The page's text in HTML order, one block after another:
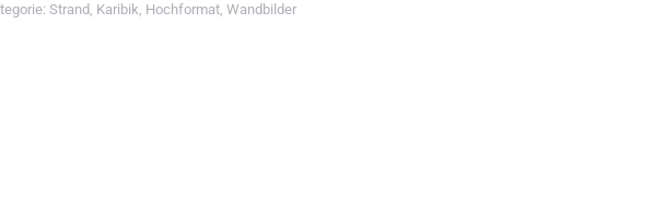
Strand , Karibik, Hochformat, Wandbilder